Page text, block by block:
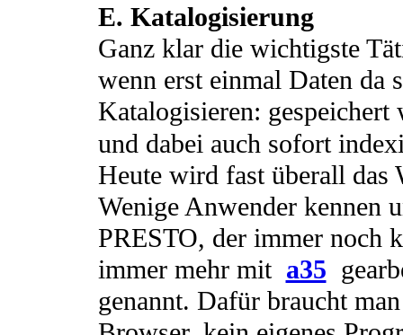
E. Katalogisierung
Ganz klar die wichtigste
wenn erst einmal Daten da
Katalogisieren:
und dabei auch sofort
Heute wird fast überall
Wenige Anwender kennen
PRESTO, der immer noch
immer mehr mit a35
genannt. Dafür braucht